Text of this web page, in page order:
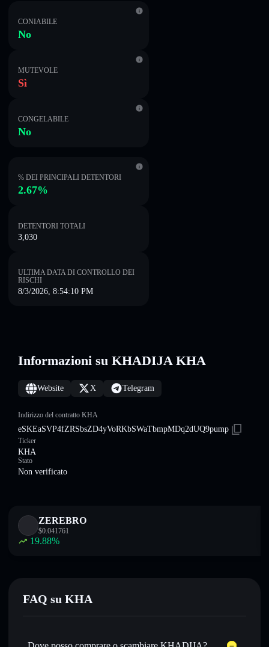
CONIABILE
No
MUTEVOLE
Sì
CONGELABILE
No
% DEI PRINCIPALI DETENTORI
2.67%
DETENTORI TOTALI
3,030
ULTIMA DATA DI CONTROLLO DEI
RISCHI
8/3/2026, 8:54:10 PM
Informazioni su KHADIJA KHA
Website X Telegram
Indirizzo del contratto KHA
eSKEaSVP4fZRSbsZD4yVoRKbSWaTbmpMDq2dUQ9pump
Ticker
KHA
Stato
Non verificato
ZEREBRO
$0.041761
19.88%
FAQ su KHA